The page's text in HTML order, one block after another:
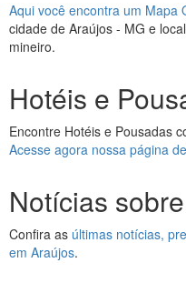
Aqui você encontra um Mapa
cidade de Araújos - MG e
mineiro.
Hotéis e
Encontre Hotéis e Pousadas
Acesse agora nossa página
Notícias
Confira as últimas notícias,
em Araújos.